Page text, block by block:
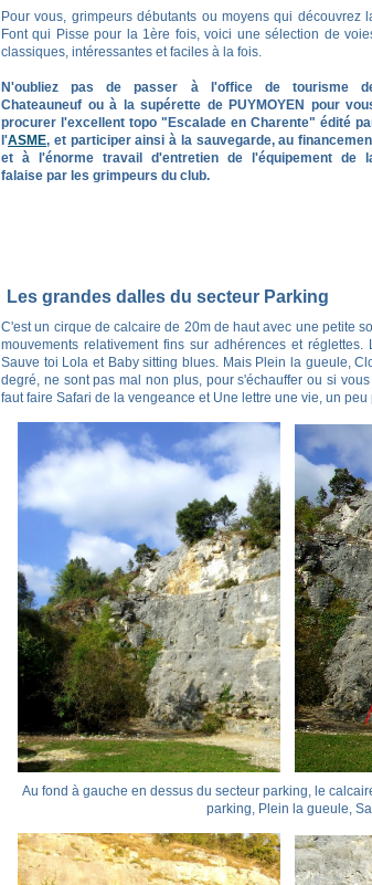
Pour vous, grimpeurs débutants ou moyens qui découvrez
Font qui Pisse pour la 1ère fois, voici une sélection de
classiques, intéressantes et faciles à la fois.
N'oubliez pas de passer à l'office de tourisme
Chateauneuf ou à la supérette de PUYMOYEN pour
procurer l'excellent topo "Escalade en Charente" édité
l'ASME, et participer ainsi à la sauvegarde, au
et à l'énorme travail d'entretien de l'équipement de
falaise par les grimpeurs du club.
Les grandes dalles du secteur Parking
C'est un cirque de calcaire de 20m de haut avec une petite
mouvements relativement fins sur adhérences et
Sauve toi Lola et Baby sitting blues. Mais Plein la gueule,
degré, ne sont pas mal non plus, pour s'échauffer ou si
faut faire Safari de la vengeance et Une lettre une vie, un peu
Au fond à gauche en dessus du secteur parking, le
parking, Plein la gueule,